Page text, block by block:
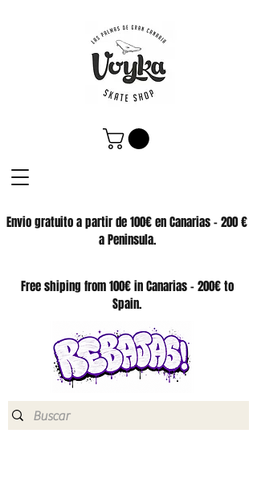
Envio gratuito a partir de 100€ en Canarias - 200 €
a Peninsula.
SKATE SHOP
Free shiping from 100€ in Canarias - 200€ to
Spain.